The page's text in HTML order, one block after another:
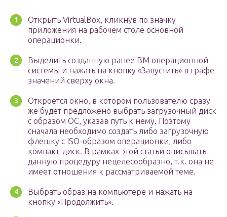
Открыть VirtualBox, кликнув по значку
приложения на рабочем столе основной
операционки.
Выделить созданную ранее ВМ операционной
системы и нажать на кнопку «Запустить» в графе
значений сверху окна.
Откроется окно, в котором пользователю сразу
же будет предложено выбрать загрузочный диск
с образом ОС, указав путь к нему. Поэтому
сначала необходимо создать либо загрузочную
флешку с ISO-образом операционки, либо
компакт-диск. В рамках этой статьи описывать
данную процедуру нецелесообразно, т.к. она не
имеет отношения к рассматриваемой теме.
Выбрать образ на компьютере и нажать на
кнопку «Продолжить».